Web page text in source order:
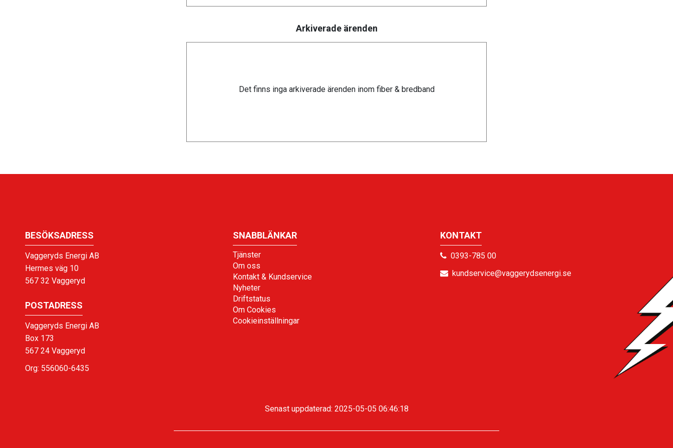
Arkiverade ärenden
Det finns inga arkiverade ärenden inom fiber & bredband
BESÖKSADRESS
Vaggeryds Energi AB
Hermes väg 10
567 32 Vaggeryd
POSTADRESS
Vaggeryds Energi AB
Box 173
567 24 Vaggeryd
Org: 556060-6435
SNABBLÄNKAR
Tjänster
Om oss
Kontakt & Kundservice
Nyheter
Driftstatus
Om Cookies
Cookieinställningar
KONTAKT
0393-785 00
kundservice@vaggerydsenergi.se
Senast uppdaterad: 2025-05-05 06:46:18